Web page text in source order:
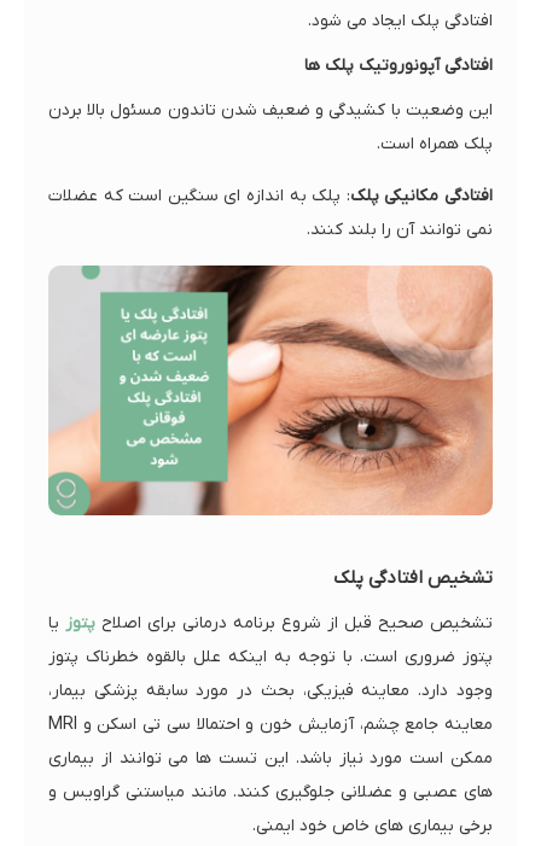
افتادگی پلک ایجاد می شود.
افتادگی آپونوروتیک پلک ها
این وضعیت با کشیدگی و ضعیف شدن تاندون مسئول بالا بردن
پلک همراه است.
افتادگی مکانیکی پلک: پلک به اندازه ای سنگین است که عضلات
نمی توانند آن را بلند کنند.
تشخیص افتادگی پلک
تشخیص صحیح قبل از شروع برنامه درمانی برای اصلاح پتوز یا
پتوز ضروری است. با توجه به اینکه علل بالقوه خطرناک پتوز
وجود دارد. معاینه فیزیکی، بحث در مورد سابقه پزشکی بیمار،
معاینه جامع چشم، آزمایش خون و احتمالا سی تی اسکن و MRI
ممکن است مورد نیاز باشد. این تست ها می توانند از بیماری
های عصبی و عضلانی جلوگیری کنند. مانند میاستنی گراویس و
برخی بیماری های خاص خود ایمنی.